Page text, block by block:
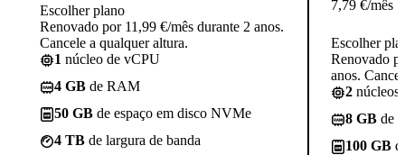
Escolher plano
Renovado por 11,99 €/mês durante 2 anos.
Cancele a qualquer altura.
1 núcleo de vCPU
4 GB de RAM
50 GB de espaço em disco NVMe
4 TB de largura de banda
7,79 €/mês
Escolher
Renovado
anos.
2 núcleos
8 GB de
100 GB